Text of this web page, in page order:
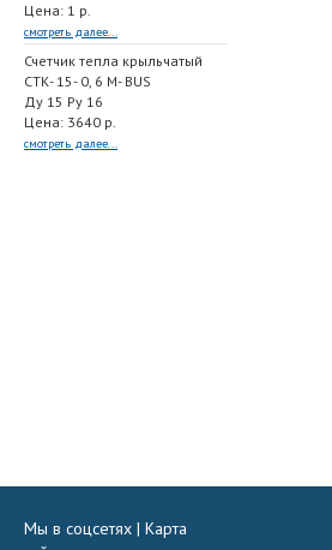
Цена: 1 р.
смотреть далее...
Счетчик тепла крыльчатый
СТК- 15- 0, 6 M- BUS
Ду 15 Ру 16
Цена: 3640 р.
смотреть далее...
Мы в соцсетях | Карта